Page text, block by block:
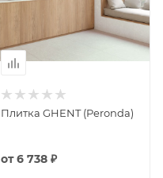
Плитка GHENT (Peronda)
от6 738 ₽